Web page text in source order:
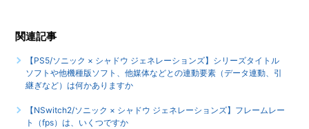
ト要素などはありますか
【PS5/ソニック × シャドウ ジェネレーションズ】言語（音
声）設定はありますか（日本語以外の言語や、音声は選べま
もっと見る
関連記事
【PS5/ソニック × シャドウ ジェネレーションズ】シリーズタイトル
ソフトや他機種版ソフト、他媒体などとの連動要素（データ連動、引
継ぎなど）は何かありますか
【NSwitch2/ソニック × シャドウ ジェネレーションズ】フレームレー
ト（fps）は、いくつですか